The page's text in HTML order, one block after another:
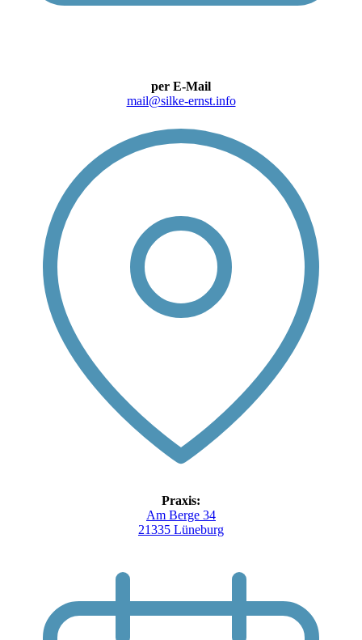
per E-Mail
mail@silke-ernst.info
Praxis:
Am Berge 34
21335 Lüneburg